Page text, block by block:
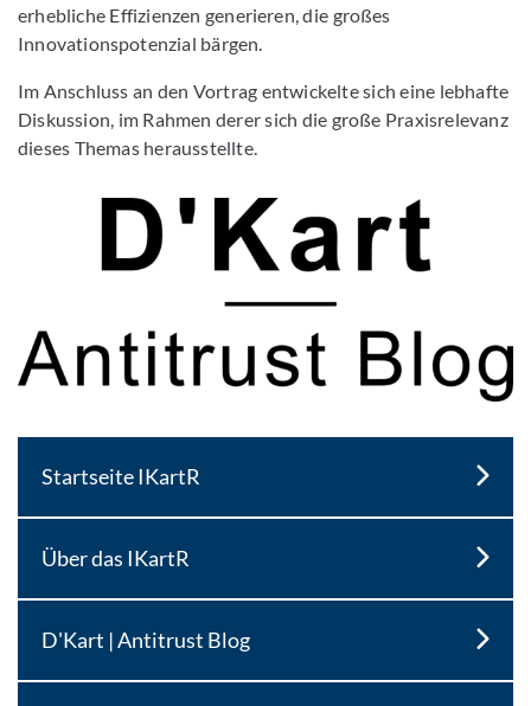
erhebliche Effizienzen generieren, die großes
Innovationspotenzial bärgen.
Im Anschluss an den Vortrag entwickelte sich eine lebhafte
Diskussion, im Rahmen derer sich die große Praxisrelevanz
dieses Themas herausstellte.
Startseite IKartR
Über das IKartR
D'Kart | Antitrust Blog